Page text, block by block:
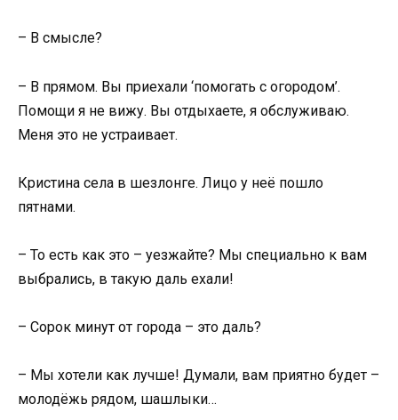
– В смысле?
– В прямом. Вы приехали ‘помогать с огородом’.
Помощи я не вижу. Вы отдыхаете, я обслуживаю.
Меня это не устраивает.
Кристина села в шезлонге. Лицо у неё пошло
пятнами.
– То есть как это – уезжайте? Мы специально к вам
выбрались, в такую даль ехали!
– Сорок минут от города – это даль?
– Мы хотели как лучше! Думали, вам приятно будет –
молодёжь рядом, шашлыки…